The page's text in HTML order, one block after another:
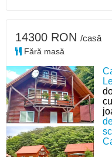
14300 RON /casă
Fără masă